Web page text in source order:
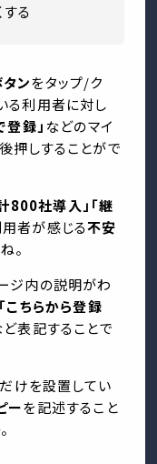
る
ンをタップ/ク
る利用者に対し
録」 などのマイ
押しすることがで
800社導入」「継
者が感じる不安
。
ジ内の説明がわ
「こちらから登録
ど表記することで
だけを設置してい
ーを記述すること